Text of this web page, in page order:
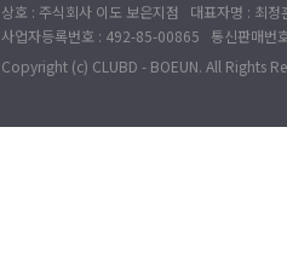
상호 : 주식회사 이도 보은지점 대표자명 : 최
사업자등록번호 : 492-85-00865 통신판매
Copyright (c) CLUBD - BOEUN. All Rights